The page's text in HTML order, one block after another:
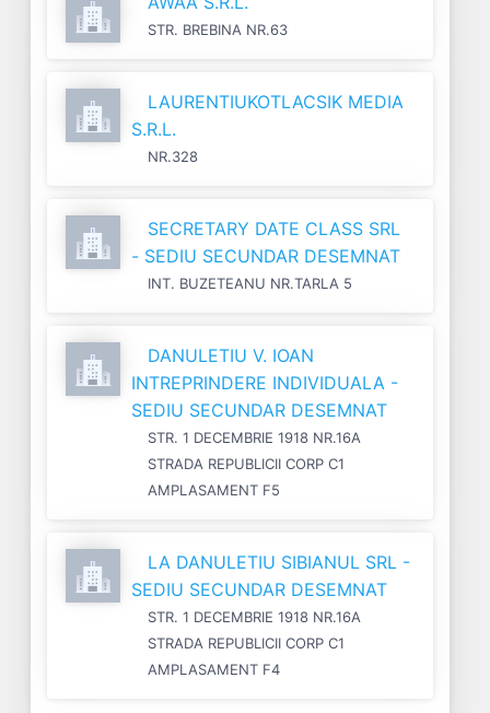
STR. BREBINA NR.63
LAURENTIUKOTLACSIK MEDIA
S.R.L.
NR.328
SECRETARY DATE CLASS SRL
- SEDIU SECUNDAR DESEMNAT
INT. BUZETEANU NR.TARLA 5
DANULETIU V. IOAN
INTREPRINDERE INDIVIDUALA -
SEDIU SECUNDAR DESEMNAT
STR. 1 DECEMBRIE 1918 NR.16A
STRADA REPUBLICII CORP C1
AMPLASAMENT F5
LA DANULETIU SIBIANUL SRL -
SEDIU SECUNDAR DESEMNAT
STR. 1 DECEMBRIE 1918 NR.16A
STRADA REPUBLICII CORP C1
AMPLASAMENT F4